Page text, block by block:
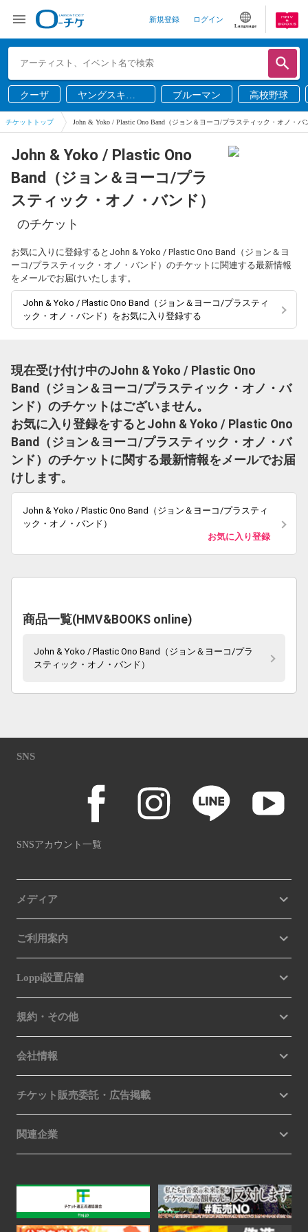
新規登録 ログイン
Language
クーザ
ヤングスキニ
ー
ブルーマン 高校野球
チケットトップ John & Yoko / Plastic Ono Band（ジョン＆ヨーコ/プラスティック・オノ・バ
John & Yoko / Plastic Ono
Band（ジョン＆ヨーコ/プラ
スティック・オノ・バンド）
のチケット
お気に入りに登録するとJohn & Yoko / Plastic Ono Band（ジョン＆ヨ
ーコ/プラスティック・オノ・バンド）のチケットに関連する最新情報
をメールでお届けいたします。
John & Yoko / Plastic Ono Band（ジョン＆ヨーコ/プラスティ
ック・オノ・バンド）をお気に入り登録する
現在受け付け中のJohn & Yoko / Plastic Ono
Band（ジョン＆ヨーコ/プラスティック・オノ・バ
ンド）のチケットはございません。
お気に入り登録をするとJohn & Yoko / Plastic Ono
Band（ジョン＆ヨーコ/プラスティック・オノ・バ
ンド）のチケットに関する最新情報をメールでお届
けします。
John & Yoko / Plastic Ono Band（ジョン＆ヨーコ/プラスティ
ック・オノ・バンド）
お気に入り登録
商品一覧(HMV&BOOKS online)
John & Yoko / Plastic Ono Band（ジョン＆ヨーコ/プラ
スティック・オノ・バンド）
SNS
SNSアカウント一覧
メディア
ご利用案内
Loppi設置店舗
規約・その他
会社情報
チケット販売委託・広告掲載
関連企業